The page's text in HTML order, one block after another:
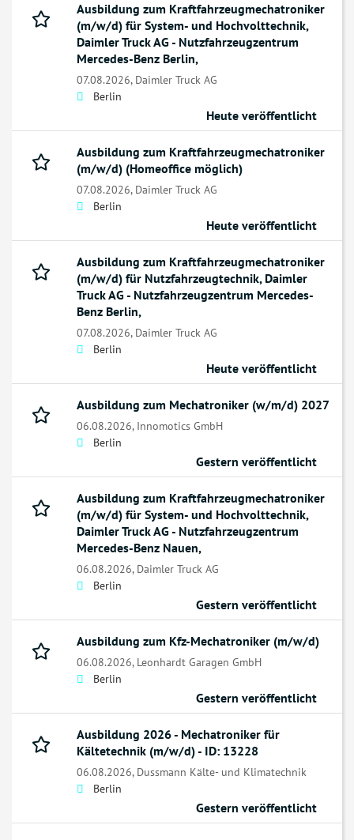
Ausbildung zum Kraftfahrzeugmechatroniker
(m/w/d) für System- und Hochvolttechnik,
Daimler Truck AG - Nutzfahrzeugzentrum
Mercedes-Benz Berlin,
07.08.2026, Daimler Truck AG
Berlin
Heute veröffentlicht
Ausbildung zum Kraftfahrzeugmechatroniker
(m/w/d) (Homeoffice möglich)
07.08.2026, Daimler Truck AG
Berlin
Heute veröffentlicht
Ausbildung zum Kraftfahrzeugmechatroniker
(m/w/d) für Nutzfahrzeugtechnik, Daimler
Truck AG - Nutzfahrzeugzentrum Mercedes-
Benz Berlin,
07.08.2026, Daimler Truck AG
Berlin
Heute veröffentlicht
Ausbildung zum Mechatroniker (w/m/d) 2027
06.08.2026, Innomotics GmbH
Berlin
Gestern veröffentlicht
Ausbildung zum Kraftfahrzeugmechatroniker
(m/w/d) für System- und Hochvolttechnik,
Daimler Truck AG - Nutzfahrzeugzentrum
Mercedes-Benz Nauen,
06.08.2026, Daimler Truck AG
Berlin
Gestern veröffentlicht
Ausbildung zum Kfz-Mechatroniker (m/w/d)
06.08.2026, Leonhardt Garagen GmbH
Berlin
Gestern veröffentlicht
Ausbildung 2026 - Mechatroniker für
Kältetechnik (m/w/d) - ID: 13228
06.08.2026, Dussmann Kälte- und Klimatechnik
Berlin
Gestern veröffentlicht